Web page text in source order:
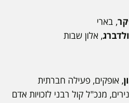
, בארי
, אלון שבות
, אופקים, פעילה חברתית
מנכ"ל קול רבני לזכויות אדם